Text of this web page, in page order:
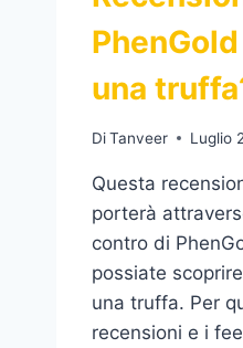
una
DiTanveer Luglio
Questa
porterà
contro di
possiate
una truffa. Per
recensioni e i